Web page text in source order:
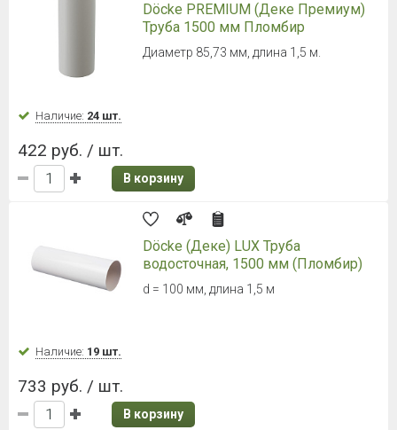
Döcke PREMIUM (Деке Премиум)
Труба 1500 мм Пломбир
Диаметр 85,73 мм, длина 1,5 м.
Наличие: 24 шт.
422 руб. / шт.
В корзину
Döcke (Деке) LUX Труба
водосточная, 1500 мм (Пломбир)
d = 100 мм, длина 1,5 м
Наличие: 19 шт.
733 руб. / шт.
В корзину